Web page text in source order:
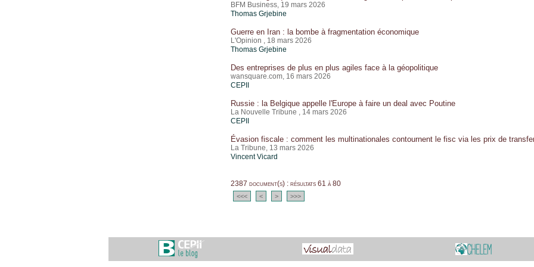
BFM Business, 19 mars 2026
Thomas Grjebine
Guerre en Iran : la bombe à fragmentation économique
L'Opinion , 18 mars 2026
Thomas Grjebine
Des entreprises de plus en plus agiles face à la géopolitique
wansquare.com, 16 mars 2026
CEPII
Russie : la Belgique appelle l'Europe à faire un deal avec Poutine
La Nouvelle Tribune , 14 mars 2026
CEPII
Évasion fiscale : comment les multinationales contournent le fisc via les prix de
La Tribune, 13 mars 2026
Vincent Vicard
2387 document(s) : résultats 61 à 80
<<< < > >>>